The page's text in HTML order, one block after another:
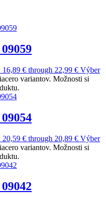
16,89 € through 22,99 € Výber
variantov. Možnosti si
20,59 € through 20,89 € Výber
variantov. Možnosti si